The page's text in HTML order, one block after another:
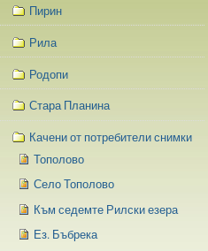
Пирин
Рила
Родопи
Стара Планина
Качени от потребители снимки
Тополово
Село Тополово
Към седемте Рилски езера
Ез. Бъбрека